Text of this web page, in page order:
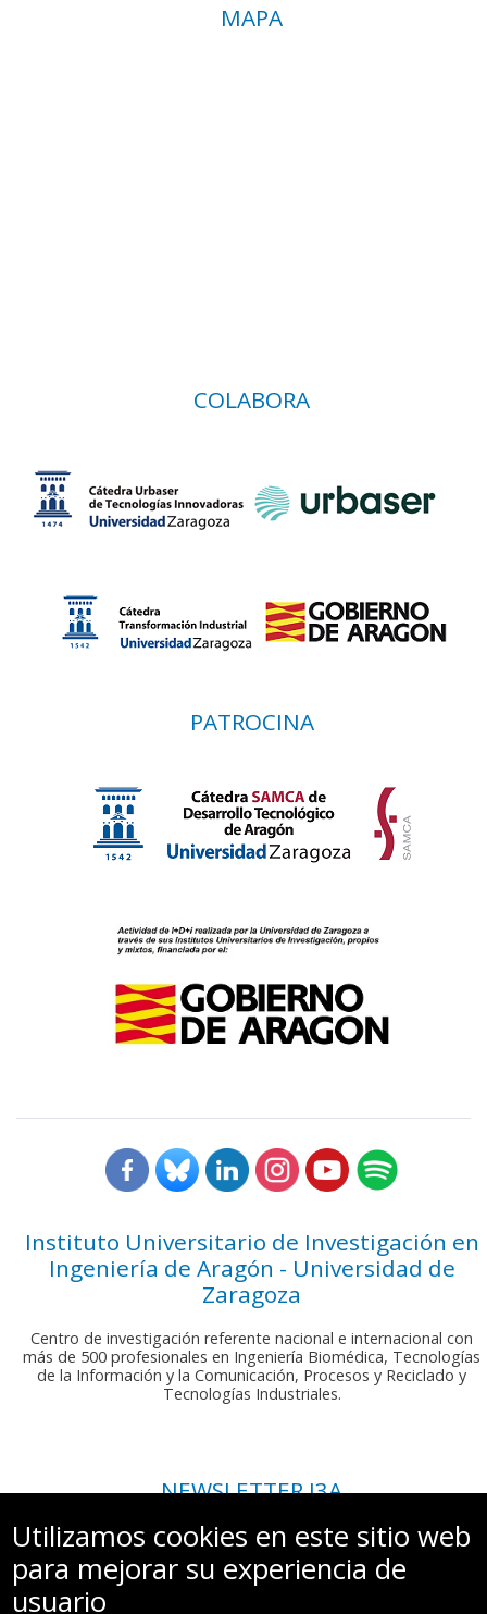
MAPA
COLABORA
PATROCINA
Instituto Universitario de Investigación en
Ingeniería de Aragón - Universidad de
Zaragoza
Centro de investigación referente nacional e internacional con
más de 500 profesionales en Ingeniería Biomédica, Tecnologías
de la Información y la Comunicación, Procesos y Reciclado y
Tecnologías Industriales.
NEWSLETTER I3A
Si deseas recibir nuestro boletín mensual, envíanos un correo a:
comunicacion.i3a@unizar.es
Utilizamos cookies en este sitio web
para mejorar su experiencia de
usuario